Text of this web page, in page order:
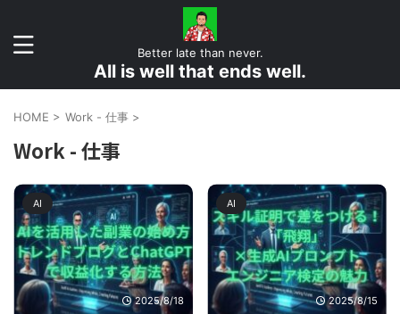
Better late than never.
All is well that ends well.
HOME > Work - 仕事 >
Work - 仕事
AI
2025/8/18
AI
2025/8/15